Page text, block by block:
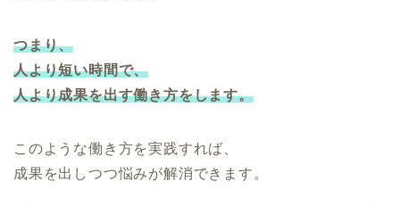
つまり、
人より短い時間で、
人より成果を出す働き方をします。
このような働き方を実践すれば、
成果を出しつつ悩みが解消できます。